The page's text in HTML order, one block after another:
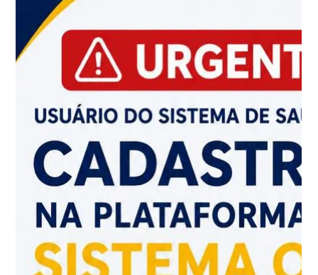
Comunicação ASOF PMDF
29 de mai.
1 min de leitura
Associado ASOF PMDF: chegou a hora
de participar ainda mais das decisões da
nossa associação
Associado ASOF PMDF: chegou a hora de
participar ainda mais das decisões da nossa
associação